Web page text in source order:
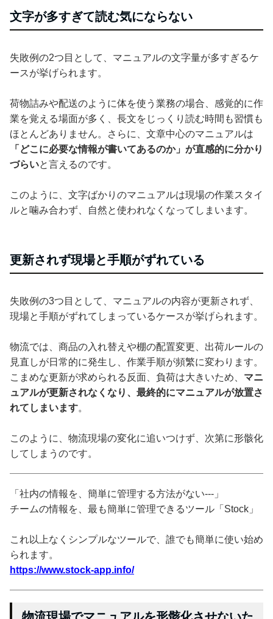
文字が多すぎて読む気にならない
失敗例の2つ目として、マニュアルの文字量が多すぎるケ
ースが挙げられます。
荷物詰みや配送のように体を使う業務の場合、感覚的に作
業を覚える場面が多く、長文をじっくり読む時間も習慣も
ほとんどありません。さらに、文章中心のマニュアルは
「どこに必要な情報が書いてあるのか」が直感的に分かり
づらいと言えるのです。
このように、文字ばかりのマニュアルは現場の作業スタイ
ルと噛み合わず、自然と使われなくなってしまいます。
更新されず現場と手順がずれている
失敗例の3つ目として、マニュアルの内容が更新されず、
現場と手順がずれてしまっているケースが挙げられます。
物流では、商品の入れ替えや棚の配置変更、出荷ルールの
見直しが日常的に発生し、作業手順が頻繁に変わります。
こまめな更新が求められる反面、負荷は大きいため、 マニ
ュアルが更新されなくなり、最終的にマニュアルが放置さ
れてしまいます。
このように、物流現場の変化に追いつけず、次第に形骸化
してしまうのです。
「社内の情報を、簡単に管理する方法がない---」
チームの情報を、最も簡単に管理できるツール「Stock」
これ以上なくシンプルなツールで、誰でも簡単に使い始め
られます。
https://www.stock-app.info/